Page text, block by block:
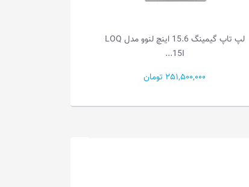
لپ تاپ 15.6 اینچ لنوو مدل IdeaPad Slim
3...
79,000,000 تومان